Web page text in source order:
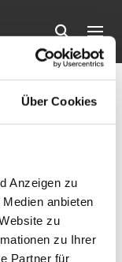
Über Cookies
Anzeigen zu
anbieten
zu
zu Ihrer
Partner für
Suche
Suche
Filter
Nächste